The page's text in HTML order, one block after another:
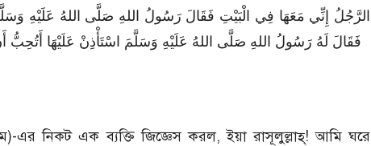
الرَّجُلُ إِنِّي مَعَهَا فِي الْبَيْتِ فَقَالَ رَسُولُ اللهِ صَلَّى اللهُ عَلَيْهِ
فَقَالَ لَهُ رَسُولُ اللهِ صَلَّى اللهُ عَلَيْهِ وَسَلَّمَ اسْتَأْذِنْ عَلَيْهَا أَتُحِبُّ
এর নিকট এক ব্যক্তি জিজ্ঞেস করল, ইয়া রাসূলুল্লাহ্! আমি ঘরে